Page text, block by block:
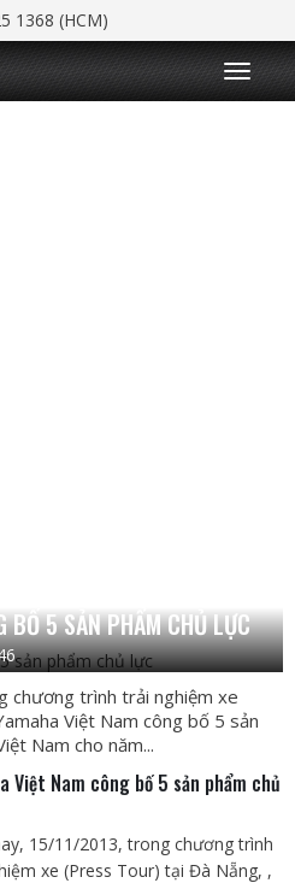
1368 (HCM)
T
o
g
BỐ 5 SẢN PHẨM CHỦ LỰC
trình trải nghiệm xe
Việt Nam công bố 5 sản
Nam cho năm...
Việt Nam công bố 5 sản phẩm chủ
15/11/2013, trong chương trình
xe (Press Tour) tại Đà Nẵng, ,